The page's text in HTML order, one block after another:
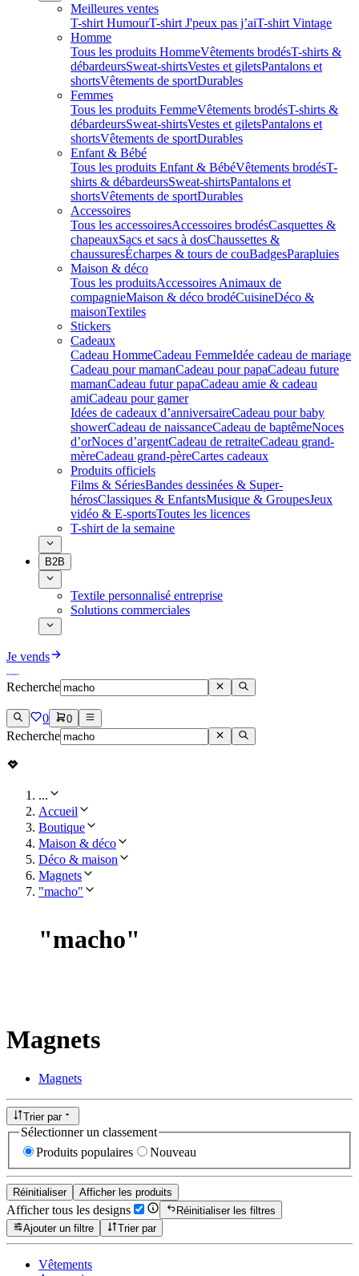
Meilleures ventes
T-shirt HumourT-shirt J'peux pas j’aiT-shirt Vintage
Homme
Tous les produits HommeVêtements brodésT-shirts &
débardeursSweat-shirtsVestes et giletsPantalons et
shortsVêtements de sportDurables
Femmes
Tous les produits FemmeVêtements brodésT-shirts &
débardeursSweat-shirtsVestes et giletsPantalons et
shortsVêtements de sportDurables
Enfant & Bébé
Tous les produits Enfant & BébéVêtements brodésT-
shirts & débardeursSweat-shirtsPantalons et
shortsVêtements de sportDurables
Accessoires
Tous les accessoiresAccessoires brodésCasquettes &
chapeauxSacs et sacs à dosChaussettes &
chaussuresÉcharpes & tours de couBadgesParapluies
Maison & déco
Tous les produitsAccessoires Animaux de
compagnieMaison & déco brodéCuisineDéco &
maisonTextiles
Stickers
Cadeaux
Cadeau HommeCadeau FemmeIdée cadeau de mariage​
Cadeau pour mamanCadeau pour papaCadeau future
mamanCadeau futur papaCadeau amie & cadeau
amiCadeau pour gamer
Idées de cadeaux d’anniversaireCadeau pour baby
showerCadeau de naissanceCadeau de baptêmeNoces
d’orNoces d’argentCadeau de retraiteCadeau grand-
mèreCadeau grand-pèreCartes cadeaux
Produits officiels
Films & SériesBandes dessinées & Super-
hérosClassiques & EnfantsMusique & GroupesJeux
vidéo & E-sportsToutes les licences
T-shirt de la semaine
B2B
Textile personnalisé entreprise
Solutions commerciales
Je vends
Recherche
0 0
Recherche
...
Accueil
Boutique
Maison & déco
Déco & maison
Magnets
"macho"
"macho"
Magnets
Magnets
Trier par
Sélectionner un classement
Produits populaires
Nouveau
Réinitialiser Afficher les produits
Afficher tous les designs
Réinitialiser les filtres
Ajouter un filtre
Trier par
Vêtements